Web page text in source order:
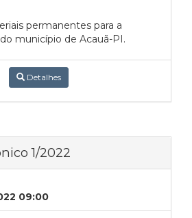
permanentes para a
município de Acauã-PI.
Detalhes
1/2022
09:00